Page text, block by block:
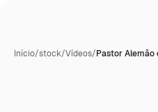
Início/stock/Vídeos/Pastor Alemão